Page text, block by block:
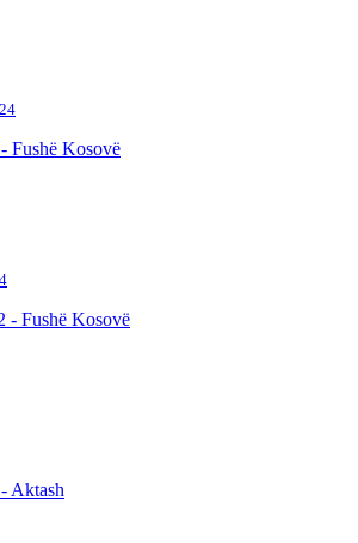
Fushë Kosovë
- Fushë Kosovë
Aktash